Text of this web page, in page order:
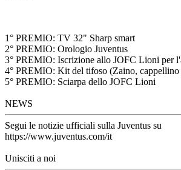
1° PREMIO: TV 32" Sharp smart
2° PREMIO: Orologio Juventus
3° PREMIO: Iscrizione allo JOFC Lioni per
4° PREMIO: Kit del tifoso (Zaino, cappellino
5° PREMIO: Sciarpa dello JOFC Lioni
NEWS
Segui le notizie ufficiali sulla Juventus su
https://www.juventus.com/it
Unisciti a noi